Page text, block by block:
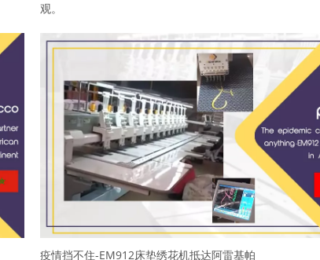
观。
疫情挡不住-EM912床垫绣花机抵达阿雷基帕